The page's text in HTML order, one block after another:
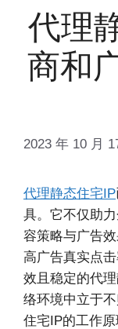
代理
商和
2023 年 10 月
代理静态住宅IP
具。它不仅助
容策略与广告
高广告真实点
效且稳定的代
络环境中立于
住宅IP的工作